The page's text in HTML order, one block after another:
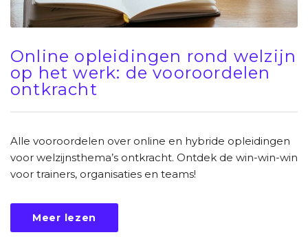
Online opleidingen rond welzijn
op het werk: de vooroordelen
ontkracht
Alle vooroordelen over online en hybride opleidingen
voor welzijnsthema’s ontkracht. Ontdek de win-win-win
voor trainers, organisaties en teams!
Meer lezen